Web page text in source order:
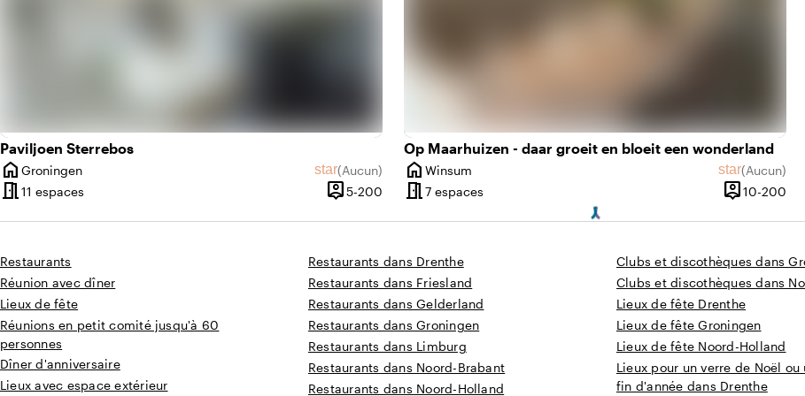
Paviljoen Sterrebos
home
Ville
Groningen star(Aucun)
Aucun avis
meeting_room11 espaces person_pin
Capacité
5-200 De 5 à 200 personnes
Op Maarhuizen - daar groeit en bloeit een wonderland
home
Ville
Winsum star(Aucun)
Aucun avis
meeting_room7 espaces person_pin
Capacité
10-200
Restaurants
Réunion avec dîner
Lieux de fête
Réunions en petit comité jusqu'à 60
personnes
Dîner d'anniversaire
Lieux avec espace extérieur
Restaurants dans Drenthe
Restaurants dans Friesland
Restaurants dans Gelderland
Restaurants dans Groningen
Restaurants dans Limburg
Restaurants dans Noord-Brabant
Restaurants dans Noord-Holland
Clubs et discothèques dans
Clubs et discothèques dans
Lieux de fête Drenthe
Lieux de fête Groningen
Lieux de fête Noord-Holland
Lieux pour un verre de Noël
fin d'année dans Drenthe